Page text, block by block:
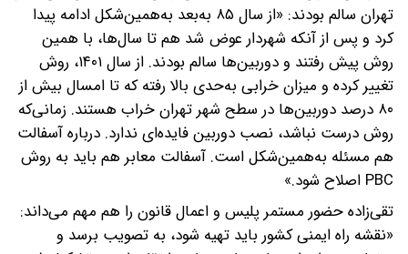
تهران سالم بودند: «از سال ۸۵ به‌بعد به‌همین‌شکل ادامه پیدا
کرد و پس از آنکه شهردار عوض شد هم تا سال‌ها، با همین
روش پیش رفتند و دوربین‌ها سالم بودند. از سال ۱۴۰۱، روش
تغییر کرده و میزان خرابی به‌حدی بالا رفته که تا امسال بیش از
۸۰ درصد دوربین‌ها در سطح شهر تهران خراب هستند. زمانی‌که
روش درست نباشد، نصب دوربین فایده‌ای ندارد. درباره آسفالت
هم مسئله به‌همین‌شکل است. آسفالت معابر هم باید به روش
PBC اصلاح شود.»
تقی‌زاده حضور مستمر پلیس و اعمال قانون را هم مهم می‌داند:
«نقشه راه ایمنی کشور باید تهیه شود، به تصویب برسد و